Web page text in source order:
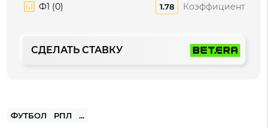
Ф1 (0) 1.78 Коэффициент
СДЕЛАТЬ СТАВКУ
ФУТБОЛ РПЛ ...